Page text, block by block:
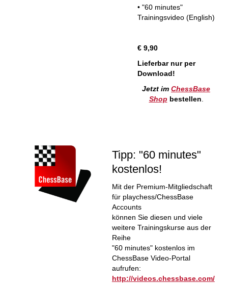
• "60 minutes"
Trainingsvideo (English)
€ 9,90
Lieferbar nur per
Download!
Jetzt im ChessBase
Shop bestellen
Tipp: "60 minutes"
kostenlos!
Mit der Premium-Mitgliedschaft
für playchess/ChessBase
Accounts
können Sie diesen und viele
weitere Trainingskurse aus der
Reihe
"60 minutes" kostenlos im
ChessBase Video-Portal
aufrufen:
http://videos.chessbase.com/